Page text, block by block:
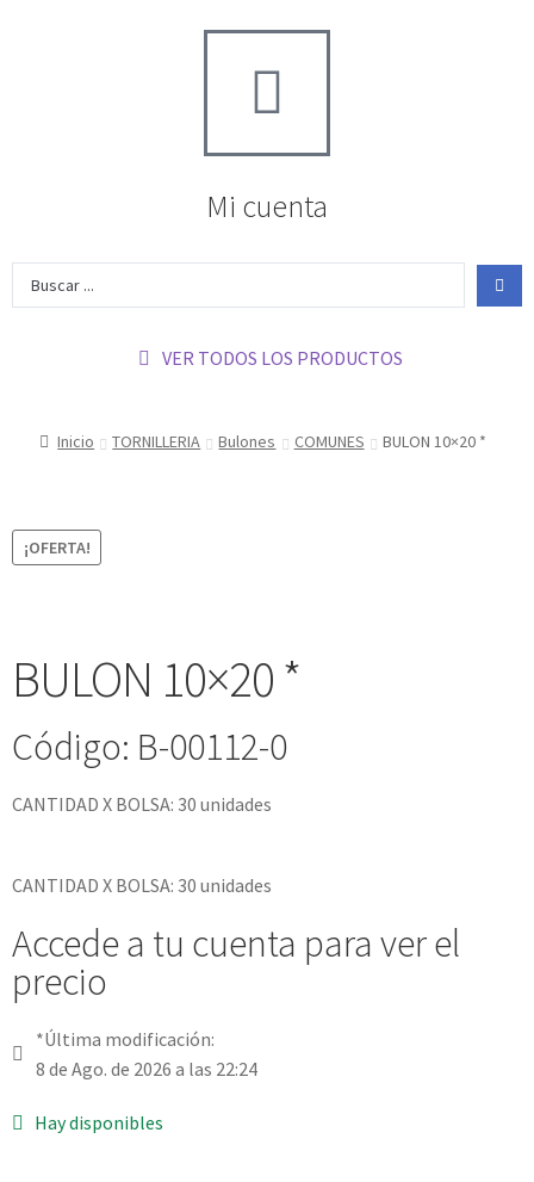
Mi cuenta
VER TODOS LOS PRODUCTOS
Inicio TORNILLERIA Bulones COMUNES BULON 10×20 *
¡OFERTA!
BULON 10×20 *
Código: B-00112-0
CANTIDAD X BOLSA: 30 unidades
CANTIDAD X BOLSA: 30 unidades
Accede a tu cuenta para ver el
precio
*Última modificación:
8 de Ago. de 2026 a las 22:24
Hay disponibles